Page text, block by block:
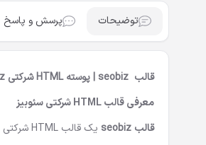
توضیحات پرسش و پاسخ
قالب seobiz |
پوسته HTML شرکتی seobiz| قالب سایت شرکتی سئوبیز | قالب سئو بیز
معرفیقالب HTML شرکتی سئوبیز
قالب seobiz
یک قالب HTML شرکتی